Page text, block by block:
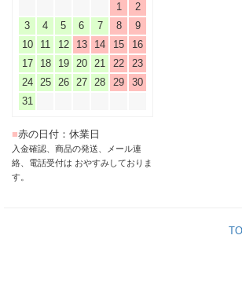
1
2
3
4 5 6 7 8
9
10
11 12 13 14 15
16
17
18 19 20 21 22
23
24
25 26 27 28 29
30
31
■赤の日付：休業日
入金確認、商品の発送、メール連
絡、電話受付は おやすみしておりま
す。